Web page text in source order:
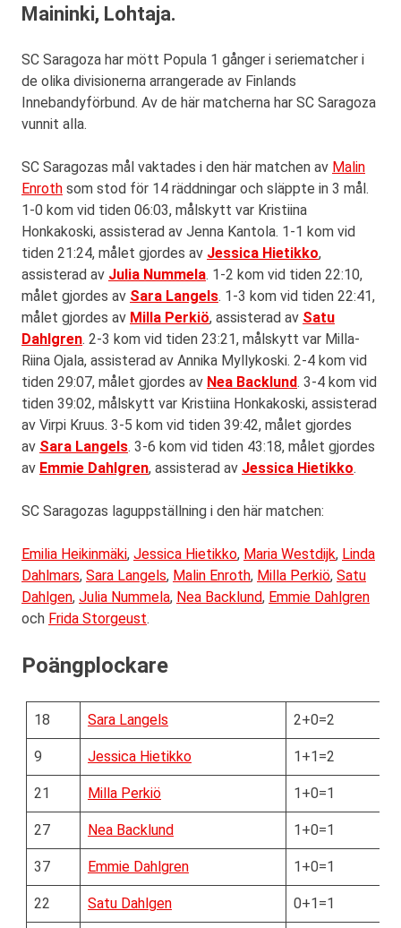
Maininki, Lohtaja.
SC Saragoza har mött Popula 1 gånger i seriematcher i
de olika divisionerna arrangerade av Finlands
Innebandyförbund. Av de här matcherna har SC Saragoza
vunnit alla.
SC Saragozas mål vaktades i den här matchen av Malin
Enroth som stod för 14 räddningar och släppte in 3 mål.
1-0 kom vid tiden 06:03, målskytt var Kristiina
Honkakoski, assisterad av Jenna Kantola. 1-1 kom vid
tiden 21:24, målet gjordes av Jessica Hietikko,
assisterad av Julia Nummela. 1-2 kom vid tiden 22:10,
målet gjordes av Sara Langels. 1-3 kom vid tiden 22:41,
målet gjordes av Milla Perkiö, assisterad av Satu
Dahlgren. 2-3 kom vid tiden 23:21, målskytt var Milla-
Riina Ojala, assisterad av Annika Myllykoski. 2-4 kom vid
tiden 29:07, målet gjordes av Nea Backlund. 3-4 kom vid
tiden 39:02, målskytt var Kristiina Honkakoski, assisterad
av Virpi Kruus. 3-5 kom vid tiden 39:42, målet gjordes
av Sara Langels. 3-6 kom vid tiden 43:18, målet gjordes
av Emmie Dahlgren, assisterad av Jessica Hietikko.
SC Saragozas laguppställning i den här matchen:
Emilia Heikinmäki, Jessica Hietikko, Maria Westdijk, Linda
Dahlmars, Sara Langels, Malin Enroth, Milla Perkiö, Satu
Dahlgen, Julia Nummela, Nea Backlund, Emmie Dahlgren
och Frida Storgeust.
Poängplockare
18 Sara Langels 2+0=2
9 Jessica Hietikko 1+1=2
21 Milla Perkiö 1+0=1
27 Nea Backlund 1+0=1
37 Emmie Dahlgren 1+0=1
22 Satu Dahlgen 0+1=1